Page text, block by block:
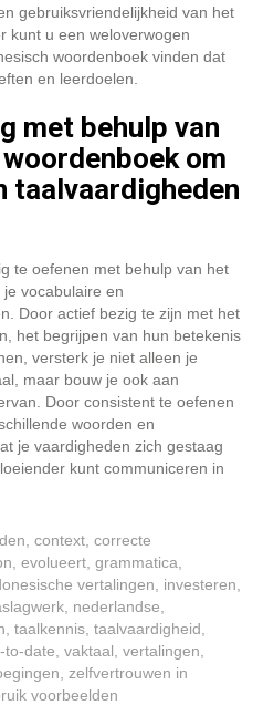
gebruiksvriendelijkheid van het
kunt u een weloverwogen
woordenboek vinden dat
en leerdoelen.
met behulp van
om
taalvaardigheden
te oefenen met behulp van het
vocabulaire en
Door actief bezig te zijn met het
het begrijpen van hun betekenis
versterk je niet alleen je
maar bouw je ook aan
Door consistent te oefenen
woorden en
je vaardigheden zich gestaag
kunt communiceren in
context correcte
evolueert grammatica
vertalingen investeren
nederlandse
taalkennis taalvaardigheid
to-date vaktaal vertalingen
zelfvertrouwen in
voorbeelden